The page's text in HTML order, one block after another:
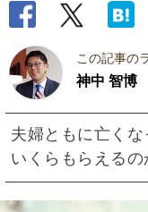
この記事の
神中 智博
夫婦ともに亡く
いくらもらえるの